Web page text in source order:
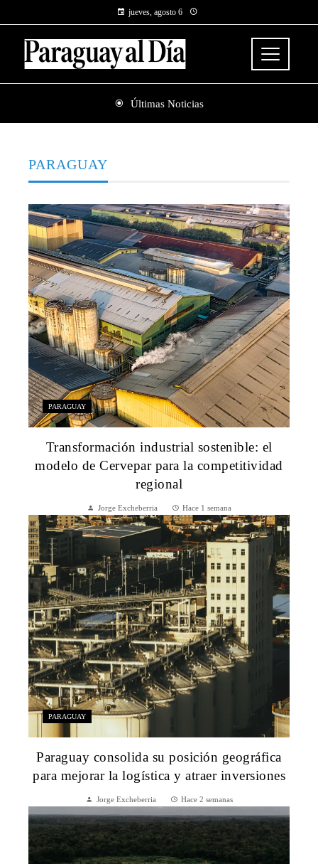
jueves, agosto 6
Últimas Noticias
PARAGUAY
PARAGUAY
Transformación industrial sostenible: el
modelo de Cervepar para la competitividad
regional
Jorge Excheberria Hace 1 semana
PARAGUAY
Paraguay consolida su posición geográfica
para mejorar la logística y atraer inversiones
Jorge Excheberria Hace 2 semanas